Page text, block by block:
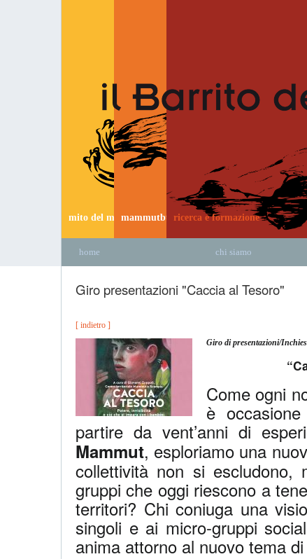
mito del mammutmammutbusricerca e formazione
home chi siamo
Giro presentazioni "Caccia al Tesoro"
[ indietro ]
Giro di presentazioni/
“Caccia
Come ogni
è
partire da vent’anni di
Mammut, esploriamo una
collettività non si
gruppi che oggi riescono a
territori? Chi coniuga una
singoli e ai micro-gruppi
anima attorno al nuovo tema